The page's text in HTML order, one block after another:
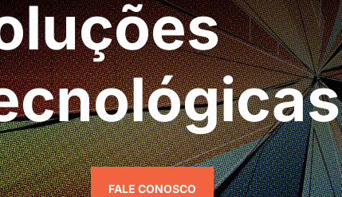
FALE CONOSCO